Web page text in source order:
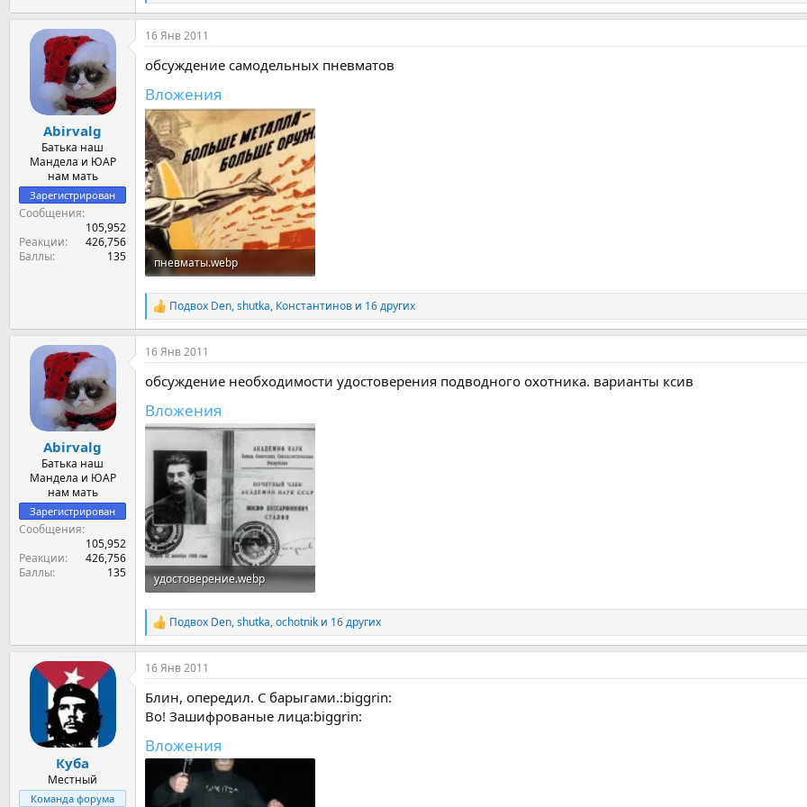
е
а
к
и
:
Abirvalg
Батька наш
Мандела и ЮАР
нам мать
Зарегистрирован
Сообщения
105,952
Реакции
426,756
Баллы
135
16 Янв 2011
обсуждение самодельных пневматов
Вложения
пневматы.webp
104.3 KB · Просмотры: 32
Р
е
а
к
и
:
Подвох Den,shutka, Константинов и 16 других
Abirvalg
Батька наш
Мандела и ЮАР
нам мать
Зарегистрирован
Сообщения
105,952
Реакции
426,756
Баллы
135
16 Янв 2011
обсуждение необходимости удостоверения подводного охотника. варианты ксив
Вложения
удостоверение.webp
50.3 KB · Просмотры: 106
Р
е
а
к
и
и
Подвох Den,shutka,ochotnik и 16 других
Куба
Местный
Команда форума
16 Янв 2011
Блин, опередил. С барыгами.:biggrin:
Во! Зашифрованые лица:biggrin:
Вложения